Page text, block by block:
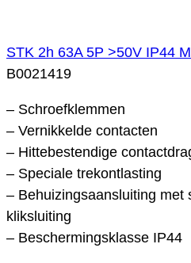
STK 2h 63A 5P >50V IP44
B0021419
– Schroefklemmen
– Vernikkelde contacten
– Hittebestendige
– Speciale trekontlasting
– Behuizingsaansluiting met
kliksluiting
– Beschermingsklasse IP44